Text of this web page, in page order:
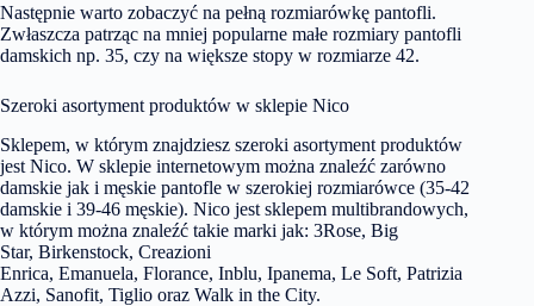
Następnie warto zobaczyć na pełną rozmiarówkę pantofli.
Zwłaszcza patrząc na mniej popularne małe rozmiary pantofli
damskich np. 35, czy na większe stopy w rozmiarze 42.
Szeroki asortyment produktów w sklepie Nico
Sklepem, w którym znajdziesz szeroki asortyment produktów
jest Nico. W sklepie internetowym można znaleźć zarówno
damskie jak i męskie pantofle w szerokiej rozmiarówce (35-42
damskie i 39-46 męskie). Nico jest sklepem multibrandowych,
w którym można znaleźć takie marki jak: 3Rose, Big
Star, Birkenstock, Creazioni
Enrica, Emanuela, Florance, Inblu, Ipanema, Le Soft, Patrizia
Azzi, Sanofit, Tiglio oraz Walk in the City.